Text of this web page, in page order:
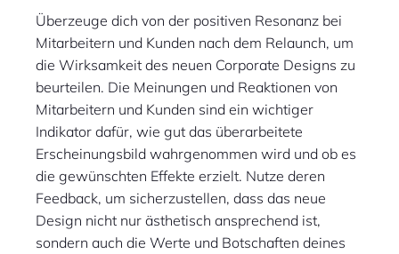
Überzeuge dich von der positiven Resonanz bei
Mitarbeitern und Kunden nach dem Relaunch, um
die Wirksamkeit des neuen Corporate Designs zu
beurteilen. Die Meinungen und Reaktionen von
Mitarbeitern und Kunden sind ein wichtiger
Indikator dafür, wie gut das überarbeitete
Erscheinungsbild wahrgenommen wird und ob es
die gewünschten Effekte erzielt. Nutze deren
Feedback, um sicherzustellen, dass das neue
Design nicht nur ästhetisch ansprechend ist,
sondern auch die Werte und Botschaften deines